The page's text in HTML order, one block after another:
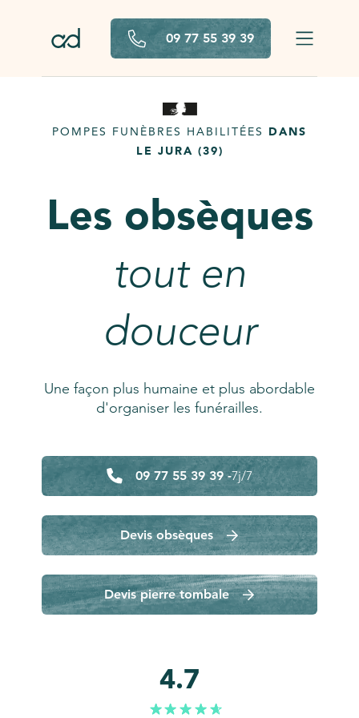
09 77 55 39 39
POMPES FUNÈBRES HABILITÉES DANS
LE JURA (39)
Les obsèques
tout en
douceur
Une façon plus humaine et plus abordable
d'organiser les funérailles.
09 77 55 39 39 -7j/7
Devis obsèques
Devis pierre tombale
4.7